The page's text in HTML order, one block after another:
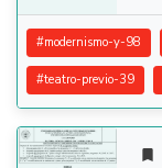
#modernismo-y-98
#teatro-previo-39
